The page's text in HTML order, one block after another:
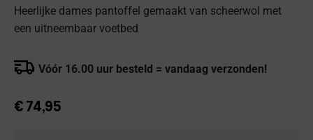
Heerlijke dames pantoffel gemaakt van scheerwol met
een uitneembaar voetbed
Vóór 16.00 uur besteld = vandaag verzonden!
€ 74,95